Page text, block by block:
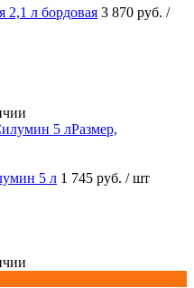
2,1 л бордовая 3 870 руб. /
5 л 1 745 руб. / шт